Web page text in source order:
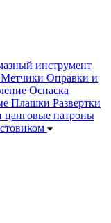
инструмент
Метчики Оправки и
Оснаска
Плашки Развертки
цанговые патроны